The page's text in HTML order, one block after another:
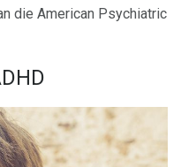
die American Psychiatric